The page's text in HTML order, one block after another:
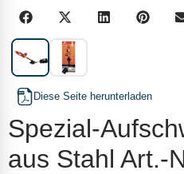
Diese Seite herunterladen
Spezial-
aus Stahl Art.-